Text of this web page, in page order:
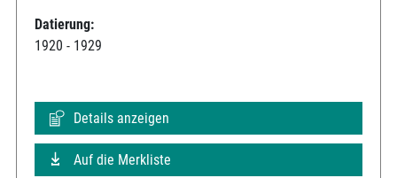
Datierung:
1920 - 1929
Details anzeigen
Auf die Merkliste